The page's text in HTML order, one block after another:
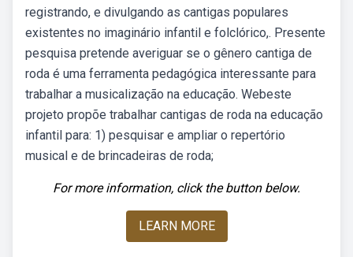
registrando, e divulgando as cantigas populares
existentes no imaginário infantil e folclórico,. Presente
pesquisa pretende averiguar se o gênero cantiga de
roda é uma ferramenta pedagógica interessante para
trabalhar a musicalização na educação. Webeste
projeto propõe trabalhar cantigas de roda na educação
infantil para: 1) pesquisar e ampliar o repertório
musical e de brincadeiras de roda;
For more information, click the button below.
LEARN MORE